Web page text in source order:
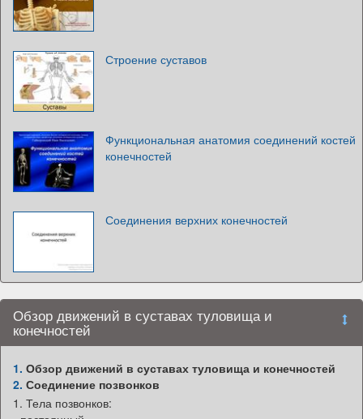
Строение суставов
Функциональная анатомия соединений костей
конечностей
Соединения верхних конечностей
Обзор движений в суставах туловища и
конечностей
1. Обзор движений в суставах туловища и конечностей
2. Соединение позвонков
1. Тела позвонков: